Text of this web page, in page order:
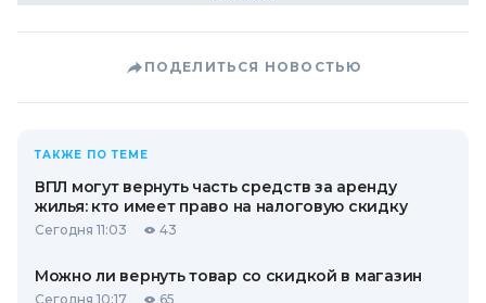
ПОДЕЛИТЬСЯ НОВОСТЬЮ
ТАКЖЕ ПО ТЕМЕ
ВПЛ могут вернуть часть средств за аренду
жилья: кто имеет право на налоговую скидку
Сегодня 11:03 43
Можно ли вернуть товар со скидкой в ​​магазин
Сегодня 10:17 65